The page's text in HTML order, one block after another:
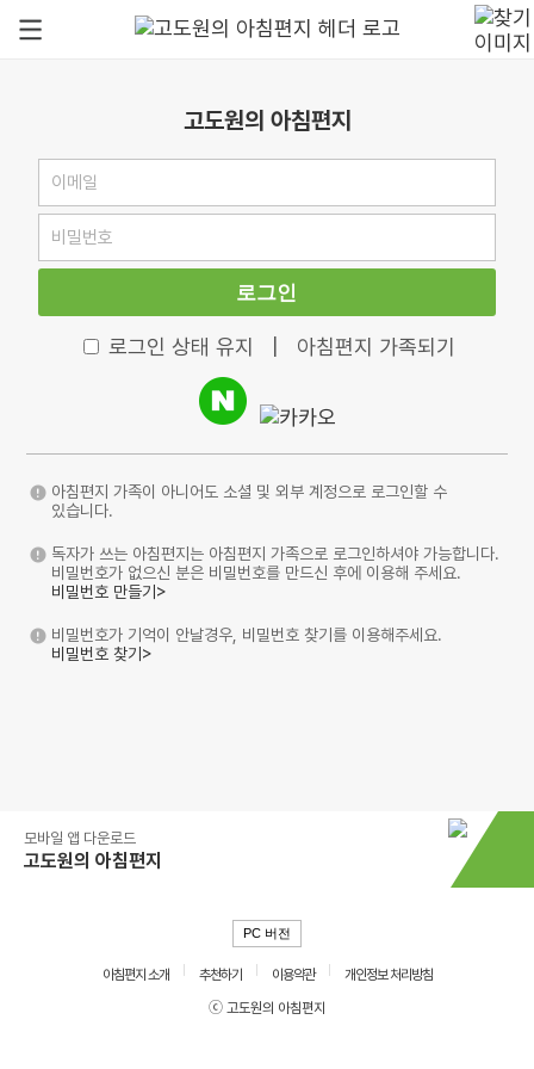
고도원의 아침편지
로그인
로그인 상태 유지 아침편지 가족되기
아침편지 가족이 아니어도 소셜 및 외부 계정으로 로그인할 수
있습니다.
독자가 쓰는 아침편지는 아침편지 가족으로 로그인하셔야 가능합니다.
비밀번호가 없으신 분은 비밀번호를 만드신 후에 이용해 주세요.
비밀번호 만들기>
비밀번호가 기억이 안날경우, 비밀번호 찾기를 이용해주세요.
비밀번호 찾기>
모바일 앱 다운로드
고도원의 아침편지
PC 버전
아침편지 소개 추천하기 이용약관
개인정보 처리방침
ⓒ 고도원의 아침편지